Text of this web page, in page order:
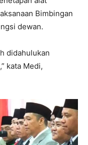
Bimbingan
dewan.
didahulukan
kata Medi,